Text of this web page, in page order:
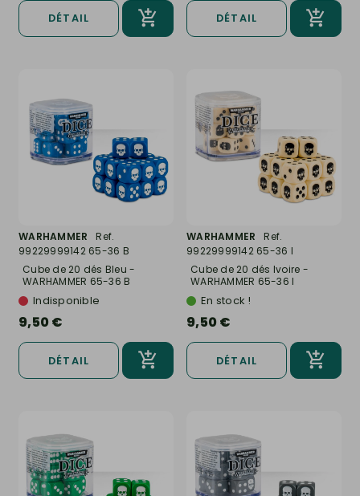
DÉTAIL DÉTAIL
WARHAMMER
Ref.
99229999142 65-36 B
Cube de 20 dés Bleu -
WARHAMMER 65-36 B
Indisponible
9,50 €
DÉTAIL
WARHAMMER
Ref.
99229999142 65-36 I
Cube de 20 dés Ivoire -
WARHAMMER 65-36 I
En stock !
9,50 €
DÉTAIL